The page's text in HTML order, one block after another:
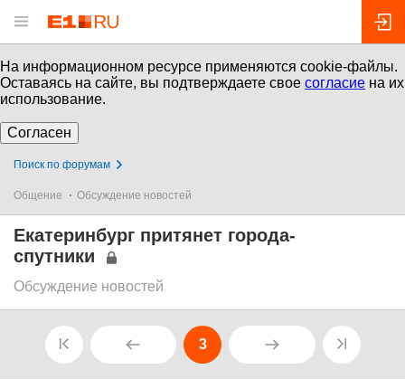
На информационном ресурсе применяются cookie-файлы.
Оставаясь на сайте, вы подтверждаете свое согласие на их
использование.
Согласен
Поиск по форумам
Общение Обсуждение новостей
Екатеринбург притянет города-
спутники
Обсуждение новостей
3